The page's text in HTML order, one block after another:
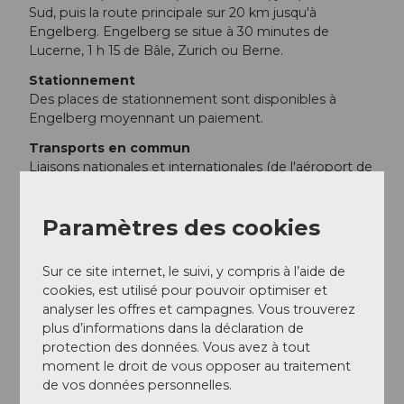
Sud, puis la route principale sur 20 km jusqu'à
Engelberg. Engelberg se situe à 30 minutes de
Lucerne, 1 h 15 de Bâle, Zurich ou Berne.
Stationnement
Des places de stationnement sont disponibles à
Engelberg moyennant un paiement.
Transports en commun
Liaisons nationales et internationales (de l'aéroport de
Zentralbahn en 43 minutes à travers un paysage varié
Informations supplémentaires / Liens
www.engelberg.ch
www.fuerenalp.ch
Paramètres des cookies
Sur ce site internet, le suivi, y compris à l’aide de
cookies, est utilisé pour pouvoir optimiser et
analyser les offres et campagnes. Vous trouverez
plus d’informations dans la déclaration de
protection des données. Vous avez à tout
moment le droit de vous opposer au traitement
de vos données personnelles.